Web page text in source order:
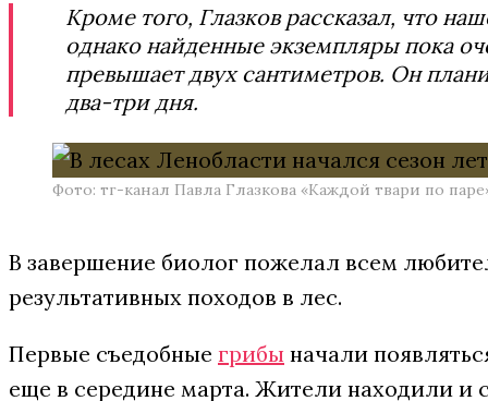
Кроме того, Глазков рассказал, что
однако найденные экземпляры пока
превышает двух сантиметров. Он
два-три дня.
Фото: тг-канал Павла Глазкова «Каждой твари по
В завершение биолог пожелал всем
результативных походов в лес.
Первые съедобные грибы начали
еще в середине марта. Жители находили и